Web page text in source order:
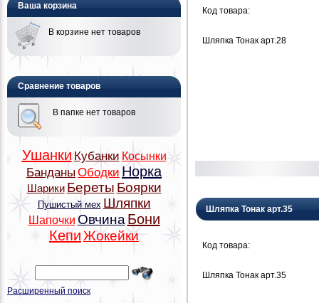
Ваша корзина
В корзине нет товаров
Сравнение товаров
В папке нет товаров
Ушанки Кубанки Косынки
Банданы Ободки Норка
Шарики Береты Боярки
Пушистый мех Шляпки
Шапочки Овчина Бони
Кепи Жокейки
Расширенный поиск
Код товара:
Шляпка Тонак арт.28
Шляпка Тонак арт.35
Код товара:
Шляпка Тонак арт.35